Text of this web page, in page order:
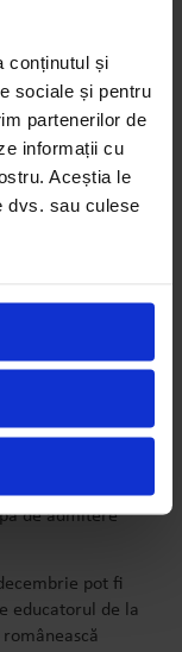
conținutul și
sociale și pentru
partenerilor de
informații cu
Aceștia le
dvs. sau culese
limita locurilor
care au aplicat mai
procesul de
cu succes a
Primară
de admitere
pot fi
educatorul de la